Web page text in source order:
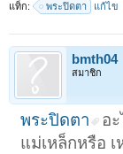
แท็ก: พระปิดตา แก้ไข
bmth04
สมาชิก
พระปิดตา
อ
แม่เหล็กหรือ